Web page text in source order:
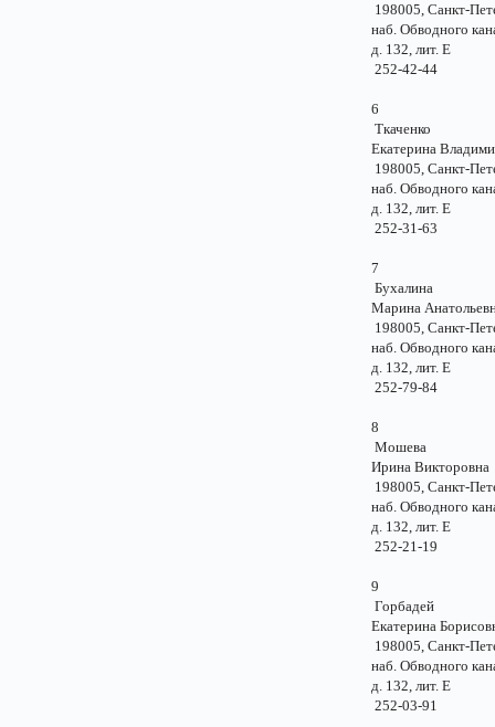
198005, Санкт-
наб. Обводного
д. 132, лит. Е
252-42-44
6
Ткаченко
Екатерина
198005, Санкт-
наб. Обводного
д. 132, лит. Е
252-31-63
7
Бухалина
Марина
198005, Санкт-
наб. Обводного
д. 132, лит. Е
252-79-84
8
Мошева
Ирина
198005, Санкт-
наб. Обводного
д. 132, лит. Е
252-21-19
9
Горбадей
Екатерина
198005, Санкт-
наб. Обводного
д. 132, лит. Е
252-03-91